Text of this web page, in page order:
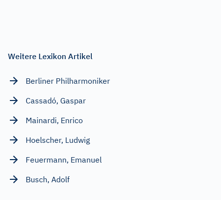
Weitere Lexikon Artikel
Berliner Philharmoniker
Cassadó, Gaspar
Mainardi, Enrico
Hoelscher, Ludwig
Feuermann, Emanuel
Busch, Adolf